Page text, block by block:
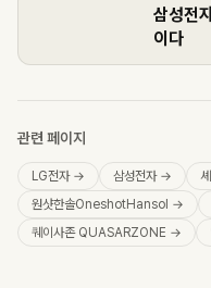
삼성전
이다
관련 페이지
LG전자→ 삼성전자→
원샷한솔OneshotHansol →
퀘이사존 QUASARZONE →